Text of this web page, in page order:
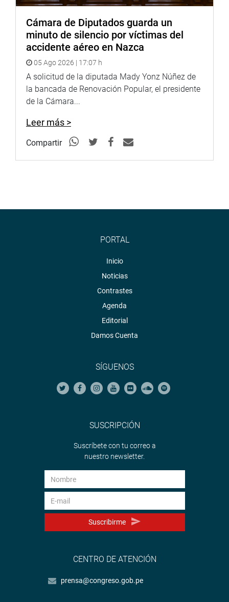
Cámara de Diputados guarda un
minuto de silencio por víctimas del
accidente aéreo en Nazca
05 Ago 2026 | 17:07 h
A solicitud de la diputada Mady Yonz Núñez de
la bancada de Renovación Popular, el presidente
de la Cámara...
Leer más >
Compartir
PORTAL
Inicio
Noticias
Contrastes
Agenda
Editorial
Damos Cuenta
SÍGUENOS
SUSCRIPCIÓN
Suscríbete con tu correo a
nuestro newsletter.
Suscribirme
CENTRO DE ATENCIÓN
prensa@congreso.gob.pe